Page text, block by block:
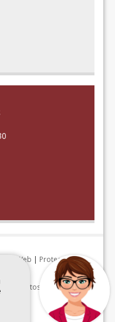
Mapa Web | Protección de
datos personales|